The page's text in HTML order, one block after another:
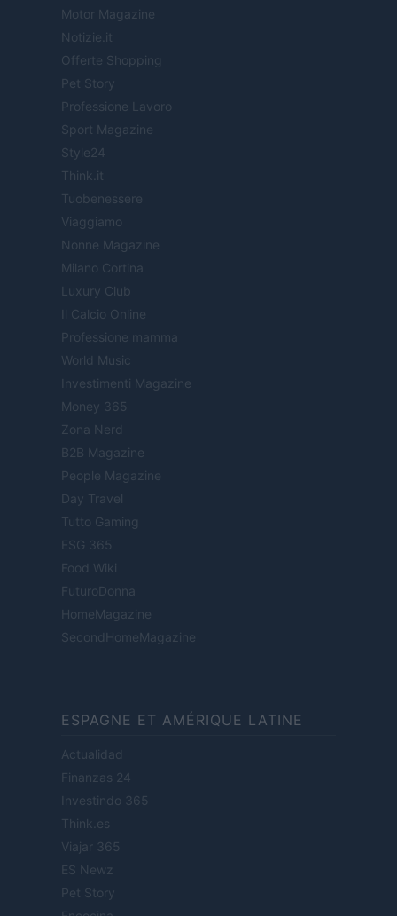
Motor Magazine
Notizie.it
Offerte Shopping
Pet Story
Professione Lavoro
Sport Magazine
Style24
Think.it
Tuobenessere
Viaggiamo
Nonne Magazine
Milano Cortina
Luxury Club
Il Calcio Online
Professione mamma
World Music
Investimenti Magazine
Money 365
Zona Nerd
B2B Magazine
People Magazine
Day Travel
Tutto Gaming
ESG 365
Food Wiki
FuturoDonna
HomeMagazine
SecondHomeMagazine
ESPAGNE ET AMÉRIQUE LATINE
Actualidad
Finanzas 24
Investindo 365
Think.es
Viajar 365
ES Newz
Pet Story